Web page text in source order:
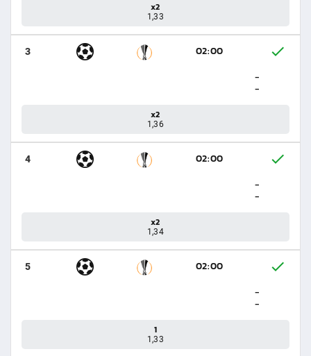
x2
1,33
3
02:00
-
-
x2
1,36
4
02:00
-
-
x2
1,34
5
02:00
-
-
1
1,33